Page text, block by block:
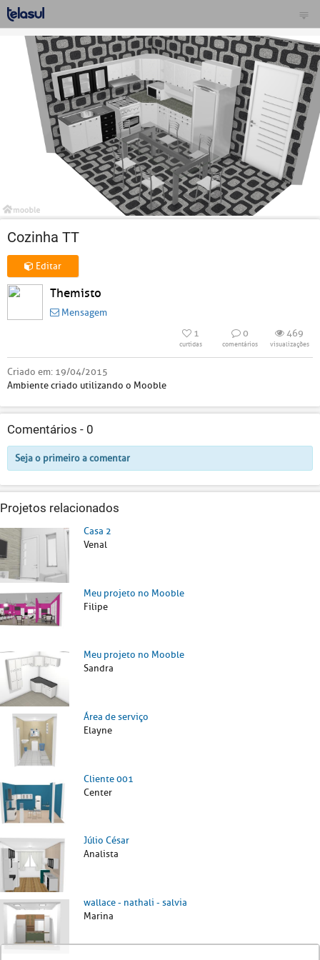
Cozinha TT
Editar
Themisto
Mensagem
1
curtidas
0
comentários
469
visualizações
Criado em: 19/04/2015
Ambiente criado utilizando o Mooble
Comentários - 0
Seja o primeiro a comentar
Projetos relacionados
Casa 2
Venal
Meu projeto no Mooble
Filipe
Meu projeto no Mooble
Sandra
Área de serviço
Elayne
Cliente 001
Center
Júlio César
Analista
wallace - nathali - salvia
Marina